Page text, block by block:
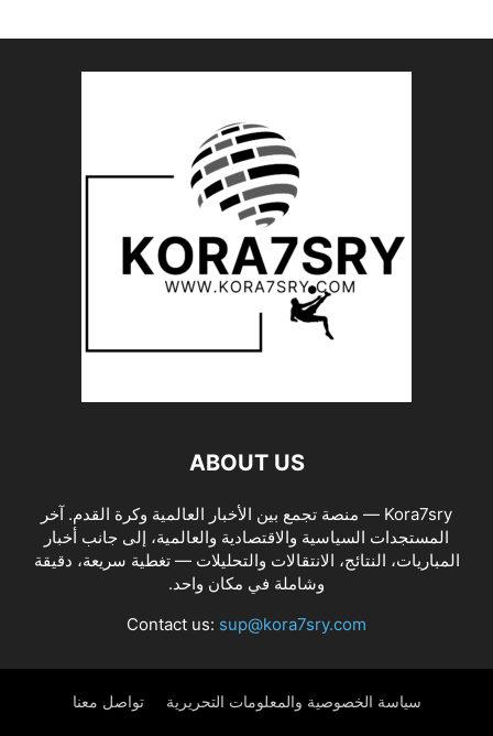
ABOUT US
Kora7sry — منصة تجمع بين الأخبار العالمية وكرة القدم. آخر
المستجدات السياسية والاقتصادية والعالمية، إلى جانب أخبار
المباريات، النتائج، الانتقالات والتحليلات — تغطية سريعة، دقيقة
وشاملة في مكان واحد.
Contact us: sup@kora7sry.com
سياسة الخصوصية والمعلومات التحريرية تواصل معنا